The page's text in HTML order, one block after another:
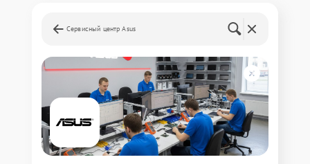
Сервисный центр Asus